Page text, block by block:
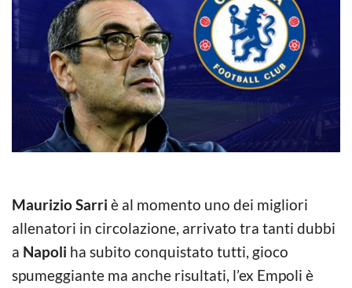
Maurizio Sarri è al momento uno dei migliori
allenatori in circolazione, arrivato tra tanti dubbi
a Napoli ha subito conquistato tutti, gioco
spumeggiante ma anche risultati, l’ex Empoli è